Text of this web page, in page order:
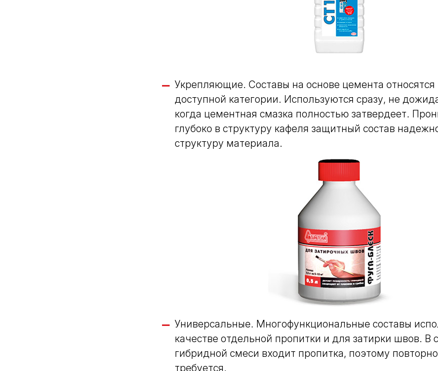
Укрепляющие. Составы на основе цемента относятся
доступной категории. Используются сразу, не
когда цементная смазка полностью затвердеет.
глубоко в структуру кафеля защитный состав
структуру материала.
Универсальные. Многофункциональные составы
качестве отдельной пропитки и для затирки швов. В
гибридной смеси входит пропитка, поэтому
требуется.